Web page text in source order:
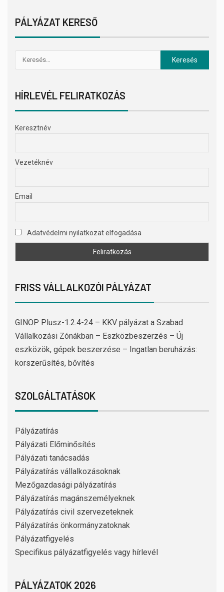
PÁLYÁZAT KERESŐ
HÍRLEVÉL FELIRATKOZÁS
Keresztnév
Vezetéknév
Email
Adatvédelmi nyilatkozat elfogadása
FRISS VÁLLALKOZÓI PÁLYÁZAT
GINOP Plusz-1.2.4-24 – KKV pályázat a Szabad
Vállalkozási Zónákban – Eszközbeszerzés – Új
eszközök, gépek beszerzése – Ingatlan beruházás:
korszerűsítés, bővítés
SZOLGÁLTATÁSOK
Pályázatírás
Pályázati Előminősítés
Pályázati tanácsadás
Pályázatírás vállalkozásoknak
Mezőgazdasági pályázatírás
Pályázatírás magánszemélyeknek
Pályázatírás civil szervezeteknek
Pályázatírás önkormányzatoknak
Pályázatfigyelés
Specifikus pályázatfigyelés vagy hírlevél
PÁLYÁZATOK 2026